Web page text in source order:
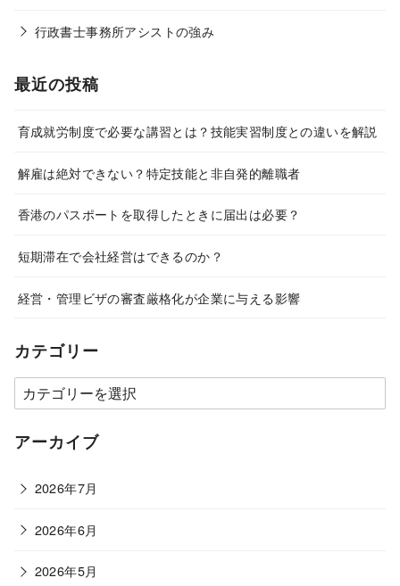
行政書士事務所アシストの強み
最近の投稿
育成就労制度で必要な講習とは？技能実習制度との違いを解説
解雇は絶対できない？特定技能と非自発的離職者
香港のパスポートを取得したときに届出は必要？
短期滞在で会社経営はできるのか？
経営・管理ビザの審査厳格化が企業に与える影響
カテゴリー
カ
テ
ゴ
ー
アーカイブ
2026年7月
2026年6月
2026年5月